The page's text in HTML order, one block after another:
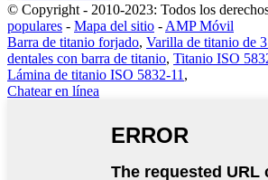
© Copyright - 2010-2023: Todos los
populares - Mapa del sitio - AMP Móvil
Barra de titanio forjado, Varilla de titanio de
dentales con barra de titanio, Titanio ISO
Lámina de titanio ISO 5832-11 ,
Chatear en línea